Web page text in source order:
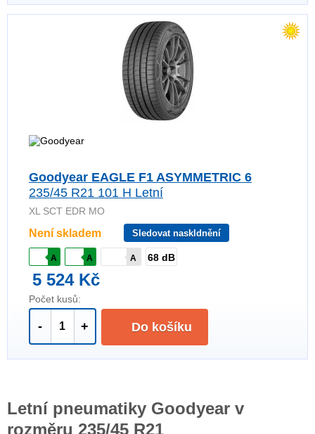
Goodyear EAGLE F1 ASYMMETRIC 6
235/45 R21 101 H Letní
XL SCT EDR MO
Není skladem Sledovat naskldnění
A A A 68 dB
5 524 Kč
Počet kusů:
- + Do košíku
Letní pneumatiky Goodyear v
rozměru 235/45 R21